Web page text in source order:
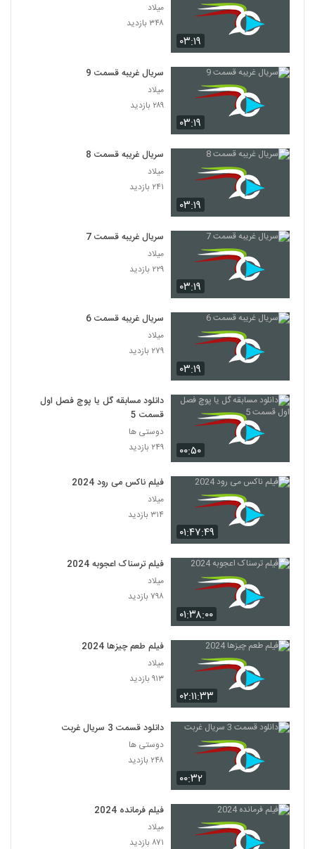
۰۳:۱۹
میلاد
۳۴۸ بازدید
۰۳:۱۹
سریال غریبه قسمت 9
میلاد
۲۸۹ بازدید
۰۳:۱۹
سریال غریبه قسمت 8
میلاد
۲۴۱ بازدید
۰۳:۱۹
سریال غریبه قسمت 7
میلاد
۲۲۹ بازدید
۰۳:۱۹
سریال غریبه قسمت 6
میلاد
۲۷۹ بازدید
۰۰:۵۰
دانلود مسابقه گل یا پوچ فصل اول
قسمت 5
دوستی ها
۲۴۹ بازدید
۰۱:۴۷:۴۹
فیلم ناکس می رود 2024
میلاد
۳۱۴ بازدید
۰۱:۳۸:۰۰
فیلم ترسناک اعجوبه 2024
میلاد
۷۹۸ بازدید
۰۲:۱۱:۳۳
فیلم طعم چیزها 2024
میلاد
۹۱۳ بازدید
۰۰:۳۲
دانلود قسمت 3 سریال غربت
دوستی ها
۲۴۸ بازدید
فیلم فرمانده 2024
میلاد
۸۷۱ بازدید